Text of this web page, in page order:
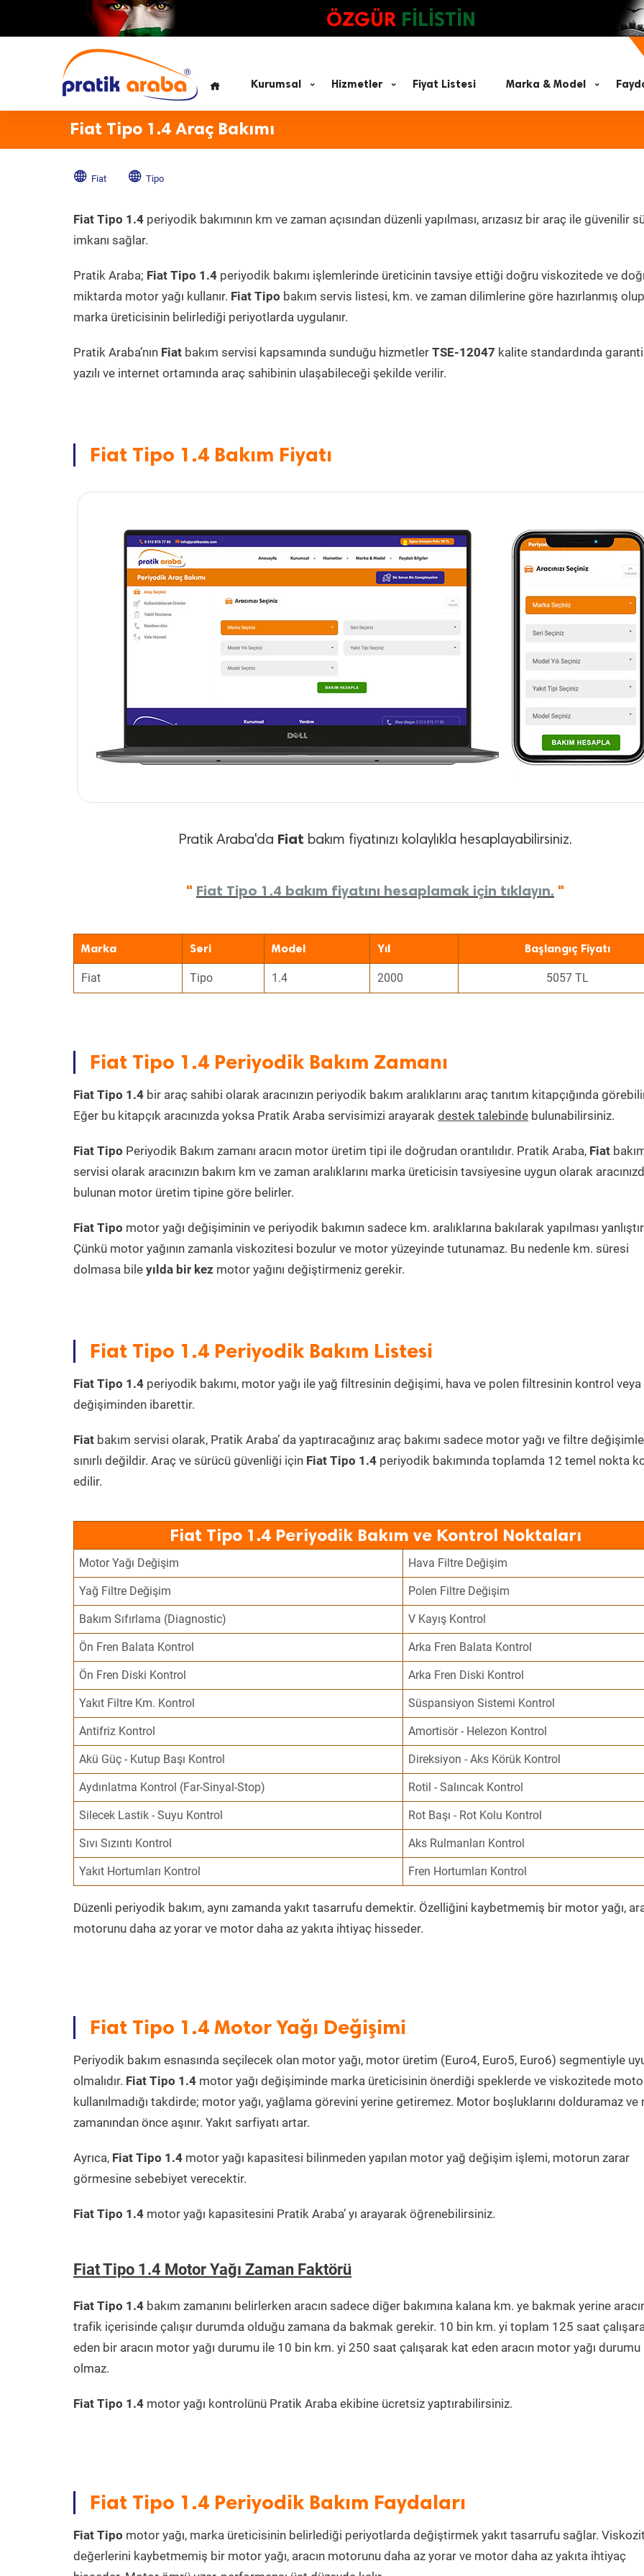
ÖZGÜR FİLİSTİN
Kurumsal Hizmetler Fiyat Listesi Marka & Model
Fiat Tipo 1.4 Araç Bakımı
Fiat Tipo
Fiat Tipo 1.4 periyodik bakımının km ve zaman açısından düzenli yapılması, arızasız bir araç ile güvenilir
imkanı sağlar.
Pratik Araba; Fiat Tipo 1.4 periyodik bakımı işlemlerinde üreticinin tavsiye ettiği doğru viskozitede ve
miktarda motor yağı kullanır. Fiat Tipo bakım servis listesi, km. ve zaman dilimlerine göre hazırlanmış olup
marka üreticisinin belirlediği periyotlarda uygulanır.
Pratik Araba’nın Fiat bakım servisi kapsamında sunduğu hizmetler TSE-12047 kalite standardında
yazılı ve internet ortamında araç sahibinin ulaşabileceği şekilde verilir.
Fiat Tipo 1.4 Bakım Fiyatı
Pratik Araba'da Fiatbakım fiyatınızı kolaylıkla hesaplayabilirsiniz.
" Fiat Tipo 1.4 bakım fiyatını hesaplamak için tıklayın. "
Marka Seri Model Yıl Başlangıç Fiyatı
Fiat Tipo 1.4 2000 5057 TL
Fiat Tipo 1.4 Periyodik Bakım Zamanı
Fiat Tipo 1.4 bir araç sahibi olarak aracınızın periyodik bakım aralıklarını araç tanıtım kitapçığında
Eğer bu kitapçık aracınızda yoksa Pratik Araba servisimizi arayarak destek talebinde bulunabilirsiniz.
Fiat Tipo Periyodik Bakım zamanı aracın motor üretim tipi ile doğrudan orantılıdır. Pratik Araba, Fiat
servisi olarak aracınızın bakım km ve zaman aralıklarını marka üreticisin tavsiyesine uygun olarak
bulunan motor üretim tipine göre belirler.
Fiat Tipo motor yağı değişiminin ve periyodik bakımın sadece km. aralıklarına bakılarak yapılması
Çünkü motor yağının zamanla viskozitesi bozulur ve motor yüzeyinde tutunamaz. Bu nedenle km. süresi
dolmasa bile yılda bir kez motor yağını değiştirmeniz gerekir.
Fiat Tipo 1.4 Periyodik Bakım Listesi
Fiat Tipo 1.4 periyodik bakımı, motor yağı ile yağ filtresinin değişimi, hava ve polen filtresinin kontrol veya
değişiminden ibarettir.
Fiat bakım servisi olarak, Pratik Araba’ da yaptıracağınız araç bakımı sadece motor yağı ve filtre
sınırlı değildir. Araç ve sürücü güvenliği için Fiat Tipo 1.4 periyodik bakımında toplamda 12 temel nokta
edilir.
Fiat Tipo 1.4 Periyodik Bakım ve Kontrol Noktaları
Motor Yağı Değişim Hava Filtre Değişim
Yağ Filtre Değişim Polen Filtre Değişim
Bakım Sıfırlama (Diagnostic) V Kayış Kontrol
Ön Fren Balata Kontrol Arka Fren Balata Kontrol
Ön Fren Diski Kontrol Arka Fren Diski Kontrol
Yakıt Filtre Km. Kontrol Süspansiyon Sistemi Kontrol
Antifriz Kontrol Amortisör - Helezon Kontrol
Akü Güç - Kutup Başı Kontrol Direksiyon - Aks Körük Kontrol
Aydınlatma Kontrol (Far-Sinyal-Stop) Rotil - Salıncak Kontrol
Silecek Lastik - Suyu Kontrol Rot Başı - Rot Kolu Kontrol
Sıvı Sızıntı Kontrol Aks Rulmanları Kontrol
Yakıt Hortumları Kontrol Fren Hortumları Kontrol
Düzenli periyodik bakım, aynı zamanda yakıt tasarrufu demektir. Özelliğini kaybetmemiş bir motor yağı,
motorunu daha az yorar ve motor daha az yakıta ihtiyaç hisseder.
Fiat Tipo 1.4 Motor Yağı Değişimi
Periyodik bakım esnasında seçilecek olan motor yağı, motor üretim (Euro4, Euro5, Euro6) segmentiyle
olmalıdır. Fiat Tipo 1.4 motor yağı değişiminde marka üreticisinin önerdiği speklerde ve viskozitede
kullanılmadığı takdirde; motor yağı, yağlama görevini yerine getiremez. Motor boşluklarını dolduramaz
zamanından önce aşınır. Yakıt sarfiyatı artar.
Ayrıca, Fiat Tipo 1.4 motor yağı kapasitesi bilinmeden yapılan motor yağ değişim işlemi, motorun zarar
görmesine sebebiyet verecektir.
Fiat Tipo 1.4 motor yağı kapasitesini Pratik Araba’ yı arayarak öğrenebilirsiniz.
Fiat Tipo 1.4 Motor Yağı Zaman Faktörü
Fiat Tipo 1.4 bakım zamanını belirlerken aracın sadece diğer bakımına kalana km. ye bakmak yerine
trafik içerisinde çalışır durumda olduğu zamana da bakmak gerekir. 10 bin km. yi toplam 125 saat
eden bir aracın motor yağı durumu ile 10 bin km. yi 250 saat çalışarak kat eden aracın motor yağı durumu
olmaz.
Fiat Tipo 1.4 motor yağı kontrolünü Pratik Araba ekibine ücretsiz yaptırabilirsiniz.
Fiat Tipo 1.4 Periyodik Bakım Faydaları
Fiat Tipo motor yağı, marka üreticisinin belirlediği periyotlarda değiştirmek yakıt tasarrufu sağlar.
değerlerini kaybetmemiş bir motor yağı, aracın motorunu daha az yorar ve motor daha az yakıta ihtiyaç